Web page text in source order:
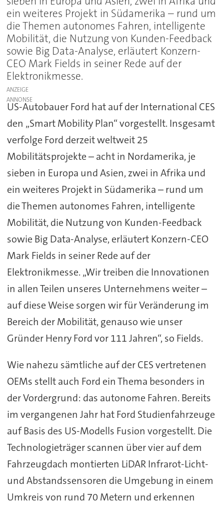
ein weiteres Projekt in Südamerika – rund um
die Themen autonomes Fahren, intelligente
Mobilität, die Nutzung von Kunden-Feedback
sowie Big Data-Analyse, erläutert Konzern-
CEO Mark Fields in seiner Rede auf der
Elektronikmesse.
ANZEIGE
US-Autobauer Ford hat auf der International CES
den „Smart Mobility Plan“ vorgestellt. Insgesamt
verfolge Ford derzeit weltweit 25
Mobilitätsprojekte – acht in Nordamerika, je
sieben in Europa und Asien, zwei in Afrika und
ein weiteres Projekt in Südamerika – rund um
die Themen autonomes Fahren, intelligente
Mobilität, die Nutzung von Kunden-Feedback
sowie Big Data-Analyse, erläutert Konzern-CEO
Mark Fields in seiner Rede auf der
Elektronikmesse. „Wir treiben die Innovationen
in allen Teilen unseres Unternehmens weiter –
auf diese Weise sorgen wir für Veränderung im
Bereich der Mobilität, genauso wie unser
Gründer Henry Ford vor 111 Jahren“, so Fields.
Wie nahezu sämtliche auf der CES vertretenen
OEMs stellt auch Ford ein Thema besonders in
der Vordergrund: das autonome Fahren. Bereits
im vergangenen Jahr hat Ford Studienfahrzeuge
auf Basis des US-Modells Fusion vorgestellt. Die
Technologieträger scannen über vier auf dem
Fahrzeugdach montierten LiDAR Infrarot-Licht-
und Abstandssensoren die Umgebung in einem
Umkreis von rund 70 Metern und erkennen